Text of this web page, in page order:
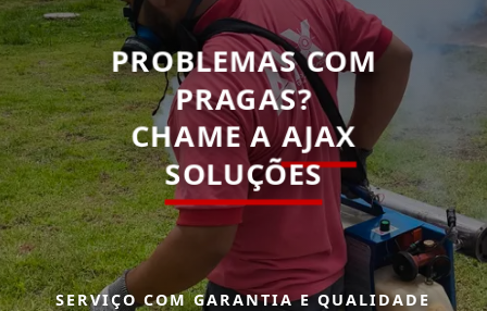
PROBLEMAS COM
PRAGAS?
CHAME AAJAX
SOLUÇÕES
SERVIÇO COM GARANTIA E QUALIDADE